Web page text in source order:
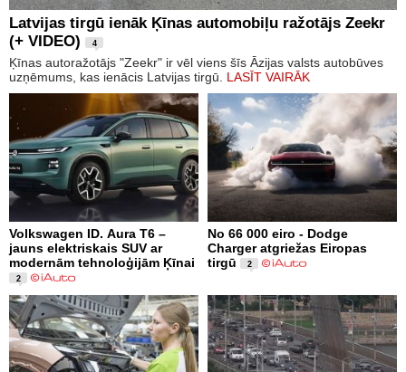
Latvijas tirgū ienāk Ķīnas automobiļu ražotājs Zeekr
(+ VIDEO)
4
Ķīnas autoražotājs "Zeekr" ir vēl viens šīs Āzijas valsts autobūves
uzņēmums, kas ienācis Latvijas tirgū. LASĪT VAIRĀK
Volkswagen ID. Aura T6 –
jauns elektriskais SUV ar
modernām tehnoloģijām Ķīnai
2
No 66 000 eiro - Dodge
Charger atgriežas Eiropas
tirgū
2